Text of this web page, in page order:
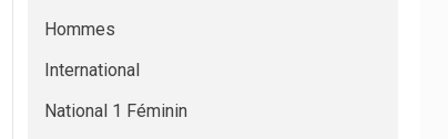
Hommes
International
National 1 Féminin